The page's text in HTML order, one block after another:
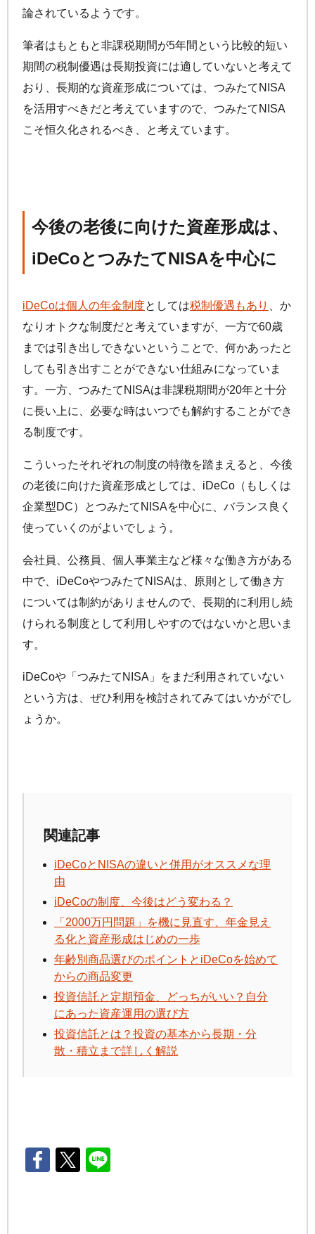
論されているようです。
筆者はもともと非課税期間が5年間という比較的短い
期間の税制優遇は長期投資には適していないと考えて
おり、長期的な資産形成については、つみたてNISA
を活用すべきだと考えていますので、つみたてNISA
こそ恒久化されるべき、と考えています。
今後の老後に向けた資産形成は、
iDeCoとつみたてNISAを中心に
iDeCoは個人の年金制度としては税制優遇もあり
、か
なりオトクな制度だと考えていますが、一方で60歳
までは引き出しできないということで、何かあったと
しても引き出すことができない仕組みになっていま
す。一方、つみたてNISAは非課税期間が20年と十分
に長い上に、必要な時はいつでも解約することができ
る制度です。
こういったそれぞれの制度の特徴を踏まえると、今後
の老後に向けた資産形成としては、 iDeCo （もしくは
企業型DC）とつみたてNISAを中心に、バランス良く
使っていくのがよいでしょう。
会社員、公務員、個人事業主など様々な働き方がある
中で、 iDeCoやつみたてNISAは、原則として働き方
については制約がありませんので、長期的に利用し続
けられる制度として利用しやすのではないかと思いま
す。
iDeCoや「つみたてNISA」をまだ利用されていない
という方は、ぜひ利用を検討されてみてはいかがでし
ょうか。
関連記事
iDeCoとNISAの違いと併用がオススメな理
由
iDeCoの制度、今後はどう変わる？
「2000万円問題」を機に見直す、年金見え
る化と資産形成はじめの一歩
年齢別商品選びのポイントと iDeCoを始めて
からの商品変更
投資信託と定期預金、どっちがいい？自分
にあった資産運用の選び方
投資信託とは？投資の基本から長期・分
散・積立まで詳しく解説